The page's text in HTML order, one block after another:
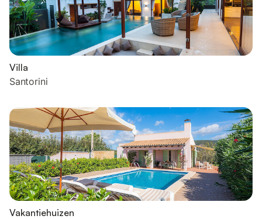
Villa
Santorini
Vakantiehuizen